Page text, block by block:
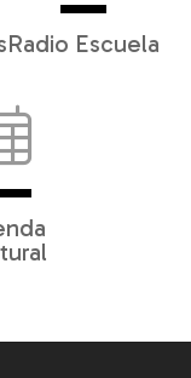
Radio Escuela